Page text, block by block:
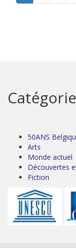
50ANS
Arts
Monde actuel
Découvertes
Fiction